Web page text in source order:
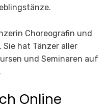
Choreografin und
hat Tänzer aller
und Seminaren auf
Online